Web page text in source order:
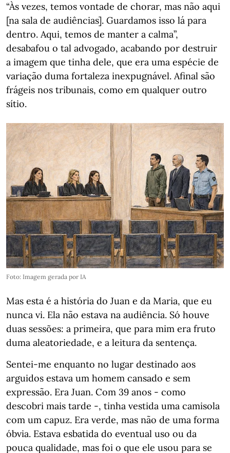
“Às vezes, temos vontade de chorar, mas não aqui
[na sala de audiências]. Guardamos isso lá para
dentro. Aqui, temos de manter a calma”,
desabafou o tal advogado, acabando por destruir
a imagem que tinha dele, que era uma espécie de
variação duma fortaleza inexpugnável. Afinal são
frágeis nos tribunais, como em qualquer outro
sítio.
Foto: Imagem gerada por IA
Mas esta é a história do Juan e da Maria, que eu
nunca vi. Ela não estava na audiência. Só houve
duas sessões: a primeira, que para mim era fruto
duma aleatoriedade, e a leitura da sentença.
Sentei-me enquanto no lugar destinado aos
arguidos estava um homem cansado e sem
expressão. Era Juan. Com 39 anos - como
descobri mais tarde -, tinha vestida uma camisola
com um capuz. Era verde, mas não de uma forma
óbvia. Estava esbatida do eventual uso ou da
pouca qualidade, mas foi o que ele usou para se